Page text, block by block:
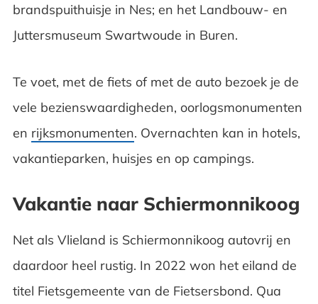
brandspuithuisje in Nes; en het Landbouw- en
Juttersmuseum Swartwoude in Buren.
Te voet, met de fiets of met de auto bezoek je de
vele bezienswaardigheden, oorlogsmonumenten
en rijksmonumenten. Overnachten kan in hotels,
vakantieparken, huisjes en op campings.
Vakantie naar Schiermonnikoog
Net als Vlieland is Schiermonnikoog autovrij en
daardoor heel rustig. In 2022 won het eiland de
titel Fietsgemeente van de Fietsersbond. Qua